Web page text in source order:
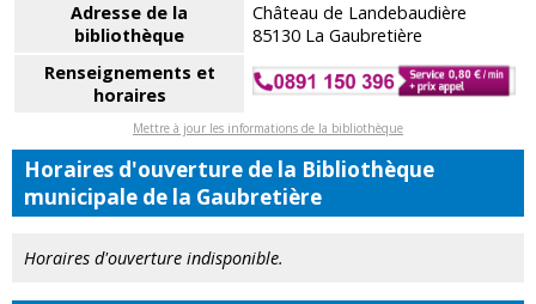
Adresse de la
bibliothèque
Château de Landebaudière
85130 La Gaubretière
Renseignements et
horaires
Mettre à jour les informations de la bibliothèque
Horaires d'ouverture de la Bibliothèque
municipale de la Gaubretière
Horaires d'ouverture indisponible.